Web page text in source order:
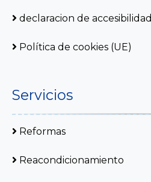
declaracion de accesibilidad
Política de cookies (UE)
Servicios
Reformas
Reacondicionamiento